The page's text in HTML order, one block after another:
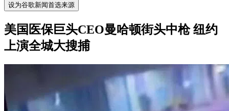
设为谷歌新闻首选来源
美国医保巨头CEO曼哈顿街头中枪 纽约
上演全城大搜捕